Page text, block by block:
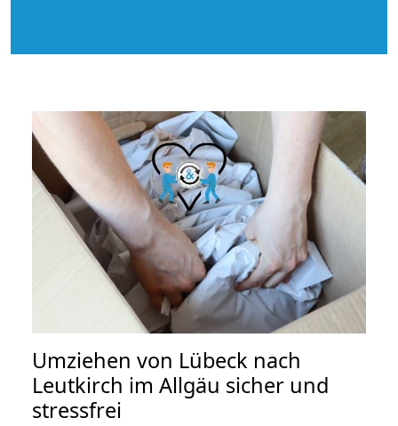
Umziehen von Lübeck nach
Leutkirch im Allgäu sicher und
stressfrei